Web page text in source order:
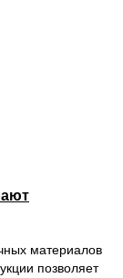
материалов
позволяет